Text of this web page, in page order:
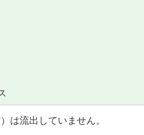
は流出していません。